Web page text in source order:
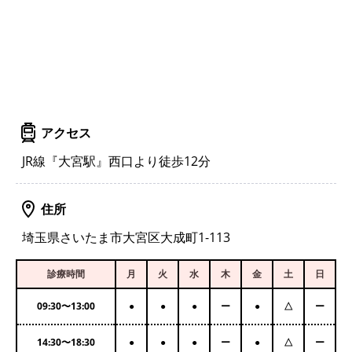
アクセス
JR線『大宮駅』西口より徒歩12分
住所
埼玉県さいたま市大宮区大成町1-113
診療時間 月 火 水 木 金 土 日
09:30〜13:00 ● ● ● ー ● △ ー
14:30〜18:30 ● ● ● ー ● △ ー